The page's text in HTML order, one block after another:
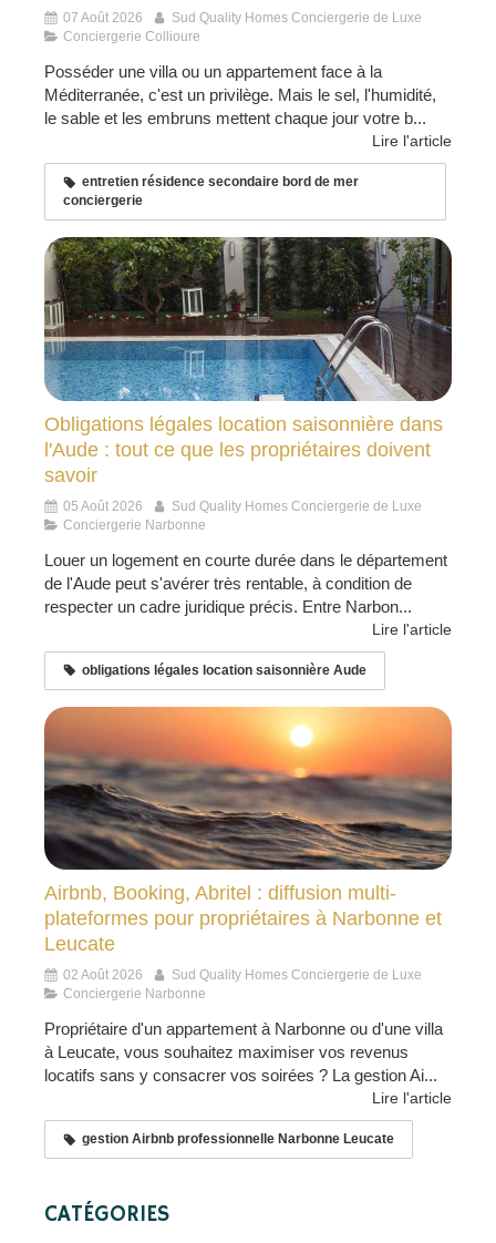
07 Août 2026
Sud Quality Homes Conciergerie de Luxe
Conciergerie Collioure
Posséder une villa ou un appartement face à la
Méditerranée, c'est un privilège. Mais le sel, l'humidité,
le sable et les embruns mettent chaque jour votre b...
Lire l'article
entretien résidence secondaire bord de mer
conciergerie
Obligations légales location saisonnière dans
l'Aude : tout ce que les propriétaires doivent
savoir
05 Août 2026
Sud Quality Homes Conciergerie de Luxe
Conciergerie Narbonne
Louer un logement en courte durée dans le département
de l'Aude peut s'avérer très rentable, à condition de
respecter un cadre juridique précis. Entre Narbon...
Lire l'article
obligations légales location saisonnière Aude
Airbnb, Booking, Abritel : diffusion multi-
plateformes pour propriétaires à Narbonne et
Leucate
02 Août 2026
Sud Quality Homes Conciergerie de Luxe
Conciergerie Narbonne
Propriétaire d'un appartement à Narbonne ou d'une villa
à Leucate, vous souhaitez maximiser vos revenus
locatifs sans y consacrer vos soirées ? La gestion Ai...
Lire l'article
gestion Airbnb professionnelle Narbonne Leucate
CATÉGORIES